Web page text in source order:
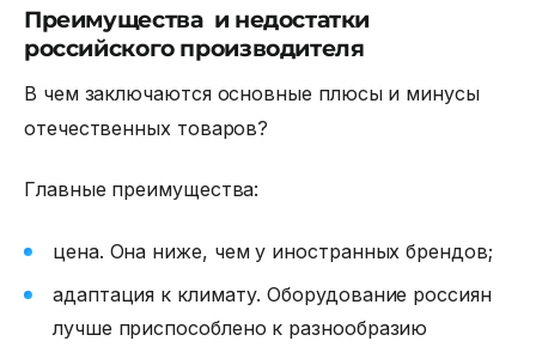
Преимущества и недостатки
российского производителя
В чем заключаются основные плюсы и минусы
отечественных товаров?
Главные преимущества:
цена. Она ниже, чем у иностранных брендов;
адаптация к климату. Оборудование россиян
лучше приспособлено к разнообразию